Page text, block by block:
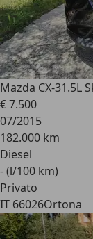
Mazda CX-31.5L
€ 7.500
07/2015
182.000 km
Diesel
- (l/100 km)
Privato
IT 66026Ortona